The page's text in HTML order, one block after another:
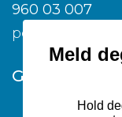
960 03 007
Google
Meld
Hold